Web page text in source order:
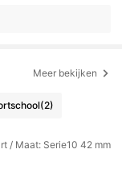
Meer bekijken
(2)
/ Maat: Serie10 42 mm